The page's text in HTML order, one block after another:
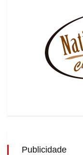
Publicidade